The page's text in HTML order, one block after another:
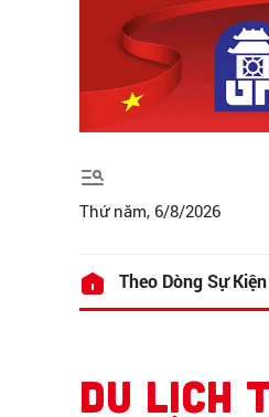
Thứ năm, 6/8/2026
Theo Dòng Sự Kiện
DU LỊCH